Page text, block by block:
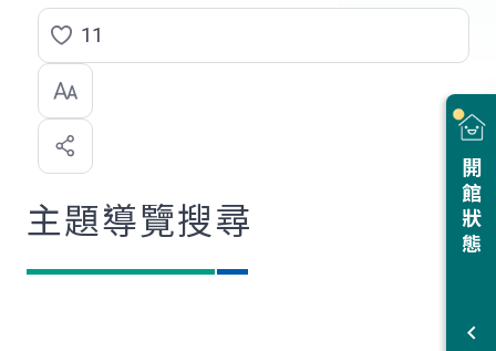
尋
開館狀態
點
選
喜
歡
11
主題導覽搜尋